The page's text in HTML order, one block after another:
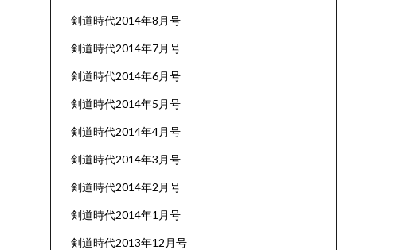
剣道時代2014年8月号
剣道時代2014年7月号
剣道時代2014年6月号
剣道時代2014年5月号
剣道時代2014年4月号
剣道時代2014年3月号
剣道時代2014年2月号
剣道時代2014年1月号
剣道時代2013年12月号